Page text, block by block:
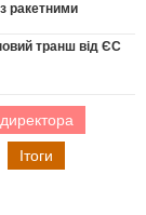
з ракетними
транш від ЄС
Ітоги